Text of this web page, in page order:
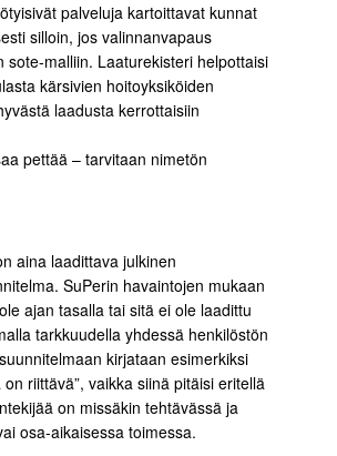
palveluja kartoittavat kunnat
silloin, jos valinnanvapaus
sote-malliin. Laaturekisteri helpottaisi
kärsivien hoitoyksiköiden
laadusta kerrottaisiin
pettää – tarvitaan nimetön
aina laadittava julkinen
SuPerin havaintojen mukaan
ajan tasalla tai sitä ei ole laadittu
tarkkuudella yhdessä henkilöstön
kirjataan esimerkiksi
riittävä”, vaikka siinä pitäisi eritellä
on missäkin tehtävässä ja
osa-aikaisessa toimessa.